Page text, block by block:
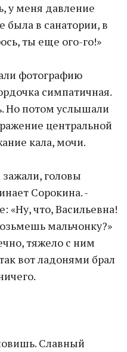
у меня давление
была в санатории, в
ты еще ого-го!»
фотографию
симпатичная.
Но потом услышали
центральной
кала, мочи.
головы
Сорокина. -
что, Васильевна!
мальчонку?»
тяжело с ним
вот ладонями брал
Славный